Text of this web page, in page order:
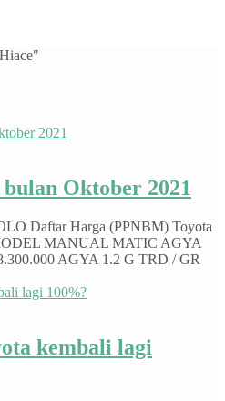
Oktober 2021
Daftar Harga (PPNBM) Toyota
MANUAL MATIC AGYA
AGYA 1.2 G TRD / GR
kembali lagi